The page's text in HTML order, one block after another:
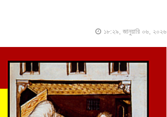
১৮:২৯, জানুয়ারি ০৬, ২০২৬